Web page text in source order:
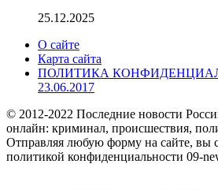
25.12.2025
О сайте
Карта сайта
ПОЛИТИКА
23.06.2017
© 2012-2022 Последние новости
онлайн: криминал, происшествия,
Отправляя любую форму на сайте, вы
политикой конфиденциальности 09-